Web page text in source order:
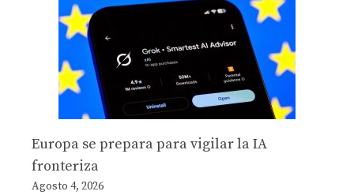
Europa se prepara para vigilar la IA
fronteriza
Agosto 4, 2026